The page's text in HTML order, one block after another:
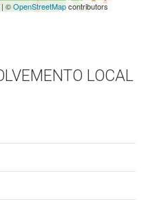
©OpenStreetMapcontributors
LOCAL